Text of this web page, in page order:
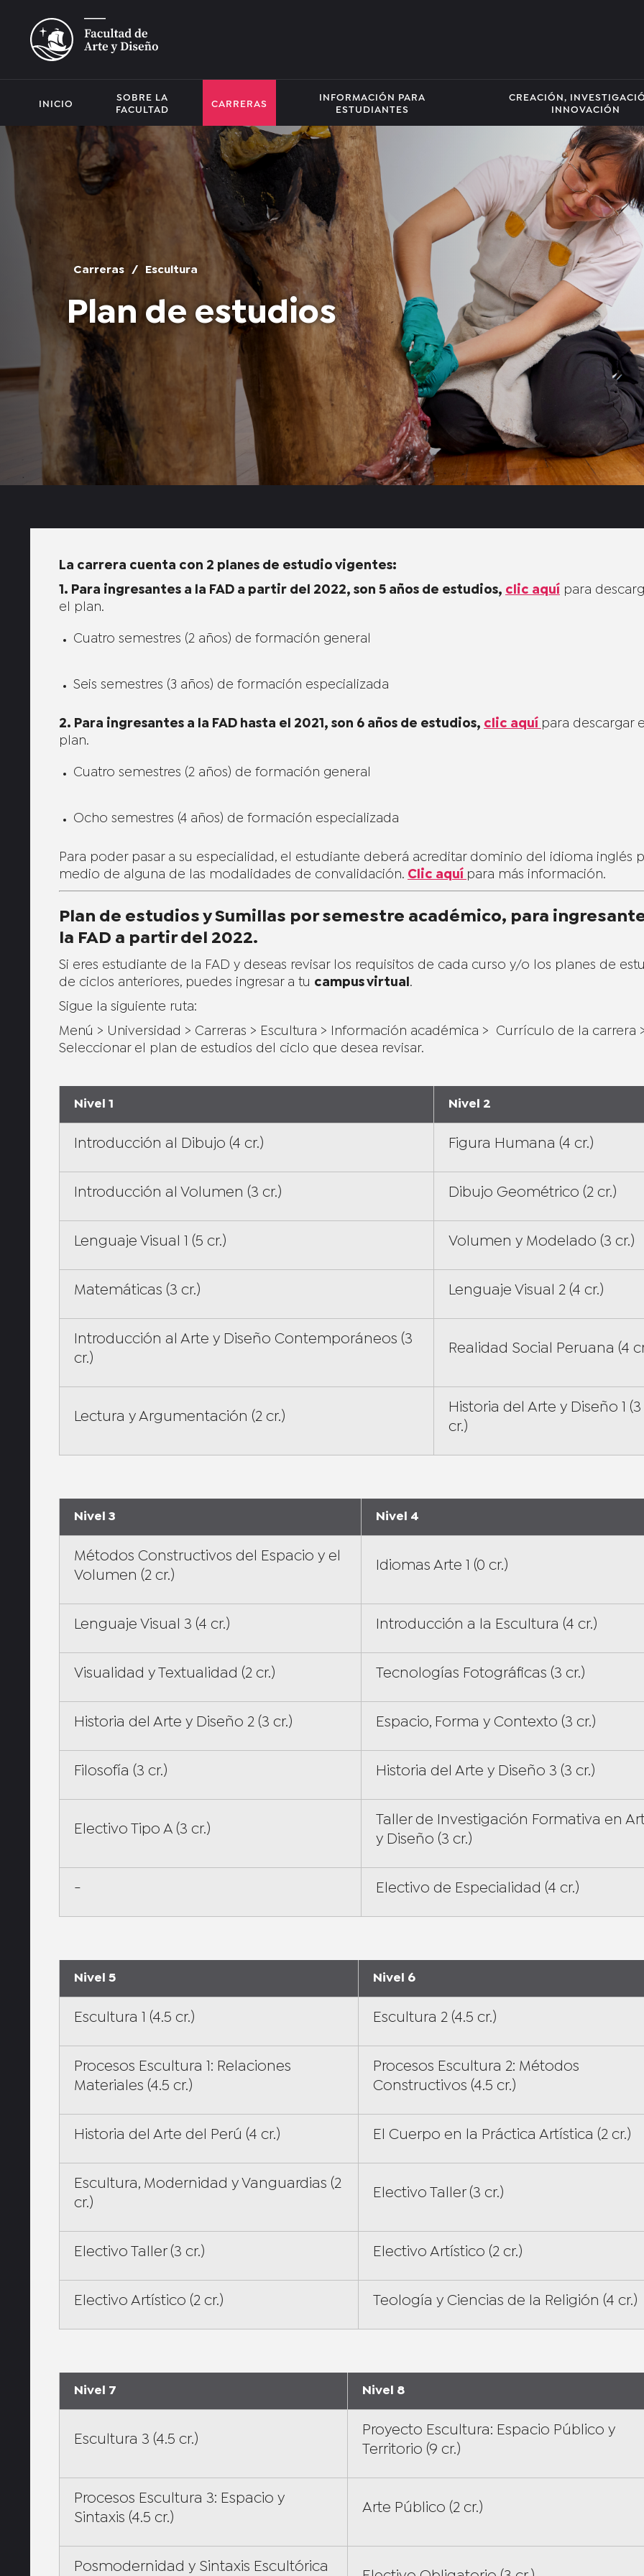
INICIO
SOBRE LA
FACULTAD
CARRERAS
INFORMACIÓN PARA
ESTUDIANTES
CREACIÓN,
INNOVACIÓN
Carreras / Escultura
Plan de estudios
La carrera cuenta con 2 planes de estudio vigentes:
1. Para ingresantes a la FAD a partir del 2022, son 5 años de estudios, clic aquí para
el plan.
Cuatro semestres (2 años) de formación general
Seis semestres (3 años) de formación especializada
2. Para ingresantes a la FAD hasta el 2021, son 6 años de estudios, clic aquí para descargar
plan.
Cuatro semestres (2 años) de formación general
Ocho semestres (4 años) de formación especializada
Para poder pasar a su especialidad, el estudiante deberá acreditar dominio del idioma inglés
medio de alguna de las modalidades de convalidación. Clic aquí para más información.
Plan de estudios y Sumillas por semestre académico, para
la FAD a partir del 2022.
Si eres estudiante de la FAD y deseas revisar los requisitos de cada curso y/o los planes de
de ciclos anteriores, puedes ingresar a tu campus virtual .
Sigue la siguiente ruta:
Menú > Universidad > Carreras > Escultura > Información académica > Currículo de la carrera
Seleccionar el plan de estudios del ciclo que desea revisar.
Nivel 1 Nivel 2
Introducción al Dibujo (4 cr.) Figura Humana (4 cr.)
Introducción al Volumen (3 cr.) Dibujo Geométrico (2 cr.)
Lenguaje Visual 1 (5 cr.) Volumen y Modelado (3 cr.)
Matemáticas (3 cr.) Lenguaje Visual 2 (4 cr.)
Introducción al Arte y Diseño Contemporáneos (3
cr.)
Realidad Social Peruana (4
Lectura y Argumentación (2 cr.)
Historia del Arte y Diseño 1 (3
cr.)
Nivel 3 Nivel 4
Métodos Constructivos del Espacio y el
Volumen (2 cr.)
Idiomas Arte 1 (0 cr.)
Lenguaje Visual 3 (4 cr.) Introducción a la Escultura (4 cr.)
Visualidad y Textualidad (2 cr.) Tecnologías Fotográficas (3 cr.)
Historia del Arte y Diseño 2 (3 cr.) Espacio, Forma y Contexto (3 cr.)
Filosofía (3 cr.) Historia del Arte y Diseño 3 (3 cr.)
Electivo Tipo A (3 cr.)
Taller de Investigación Formativa en
y Diseño (3 cr.)
- Electivo de Especialidad (4 cr.)
Nivel 5 Nivel 6
Escultura 1 (4.5 cr.) Escultura 2 (4.5 cr.)
Procesos Escultura 1: Relaciones
Materiales (4.5 cr.)
Procesos Escultura 2: Métodos
Constructivos (4.5 cr.)
Historia del Arte del Perú (4 cr.) El Cuerpo en la Práctica Artística (2 cr.)
Escultura, Modernidad y Vanguardias (2
cr.)
Electivo Taller (3 cr.)
Electivo Taller (3 cr.) Electivo Artístico (2 cr.)
Electivo Artístico (2 cr.) Teología y Ciencias de la Religión (4 cr.)
Nivel 7 Nivel 8
Escultura 3 (4.5 cr.)
Proyecto Escultura: Espacio Público y
Territorio (9 cr.)
Procesos Escultura 3: Espacio y
Sintaxis (4.5 cr.)
Arte Público (2 cr.)
Posmodernidad y Sintaxis Escultórica